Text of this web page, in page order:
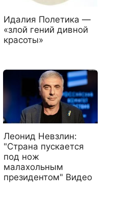
Идалия Полетика —
«злой гений дивной
красоты»
Леонид Невзлин:
"Страна пускается
под нож
малахольным
президентом" Видео